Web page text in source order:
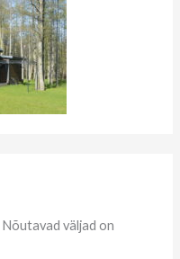
Nõutavad väljad on